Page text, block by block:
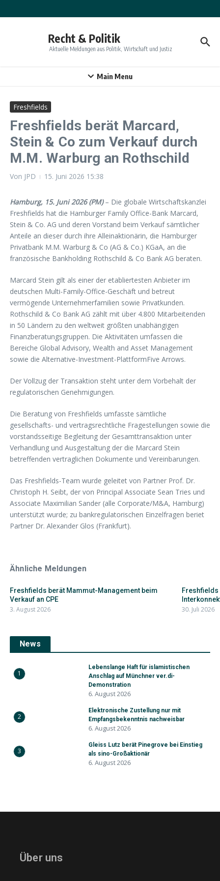
Recht & Politik
Aktuelle Meldungen aus Politik, Wirtschaft und Justiz
Main Menu
Freshfields
Freshfields berät Marcard,
Stein & Co zum Verkauf durch
M.M. Warburg an Rothschild
Von JPD 15. Juni 2026 15:38
Hamburg, 15. Juni 2026 (PM)– Die globale Wirtschaftskanzlei
Freshfields hat die Hamburger Family Office-Bank Marcard,
Stein & Co. AG und deren Vorstand beim Verkauf sämtlicher
Anteile an dieser durch ihre Alleinaktionärin, die Hamburger
Privatbank M.M. Warburg & Co (AG & Co.) KGaA, an die
französische Bankholding Rothschild & Co Bank AG beraten.
Marcard Stein gilt als einer der etabliertesten Anbieter im
deutschen Multi-Family-Office-Geschäft und betreut
vermögende Unternehmerfamilien sowie Privatkunden.
Rothschild & Co Bank AG zählt mit über 4.800 Mitarbeitenden
in 50 Ländern zu den weltweit größten unabhängigen
Finanzberatungsgruppen. Die Aktivitäten umfassen die
Bereiche Global Advisory, Wealth and Asset Management
sowie die Alternative-Investment-PlattformFive Arrows.
Der Vollzug der Transaktion steht unter dem Vorbehalt der
regulatorischen Genehmigungen.
Die Beratung von Freshfields umfasste sämtliche
gesellschafts- und vertragsrechtliche Fragestellungen sowie die
vorstandsseitige Begleitung der Gesamttransaktion unter
Verhandlung und Ausgestaltung der die Marcard Stein
betreffenden vertraglichen Dokumente und Vereinbarungen.
Das Freshfields-Team wurde geleitet von Partner Prof. Dr.
Christoph H. Seibt, der von Principal Associate Sean Tries und
Associate Maximilian Sander (alle Corporate/M&A, Hamburg)
unterstützt wurde; zu bankregulatorischen Einzelfragen beriet
Partner Dr. Alexander Glos (Frankfurt).
Ähnliche Meldungen
Freshfields berät Mammut-Management beim
Verkauf an CPE
3. August 2026
Freshfields
30. Juli 2026
News
1
Lebenslange Haft für islamistischen
Anschlag auf Münchner ver.di-
Demonstration
6. August 2026
2
Elektronische Zustellung nur mit
Empfangsbekenntnis nachweisbar
6. August 2026
3
Gleiss Lutz berät Pinegrove bei Einstieg
als sino-Großaktionär
6. August 2026
Über uns